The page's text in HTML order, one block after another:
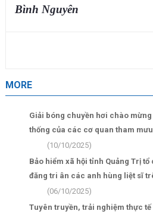
Bình Nguyên
MORE
Giải bóng chuyền hơi chào
thống của các cơ quan tham
(10/10/2025)
Bảo hiểm xã hội tỉnh Quảng Trị
đăng tri ân các anh hùng liệt sĩ
(06/10/2025)
Tuyên truyền, trải nghiệm thực tế